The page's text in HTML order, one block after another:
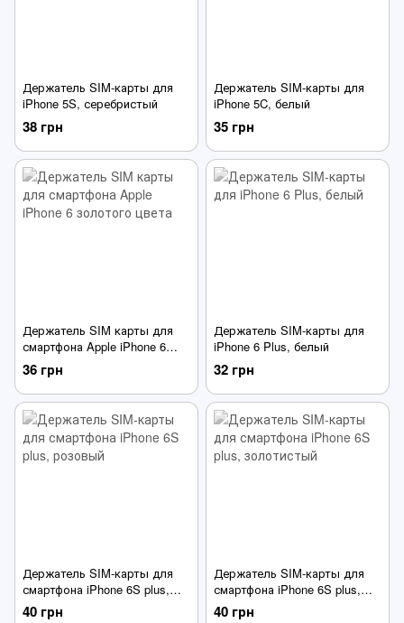
Держатель SIM-карты для
iPhone 5S, серебристый
38 грн
Держатель SIM-карты для
iPhone 5C, белый
35 грн
Держатель SIM карты для
смартфона Apple iPhone 6
золотого цвета
36 грн
Держатель SIM-карты для
iPhone 6 Plus, белый
32 грн
Держатель SIM-карты для
смартфона iPhone 6S plus,
розовый
40 грн
Держатель SIM-карты для
смартфона iPhone 6S plus,
золотистый
40 грн